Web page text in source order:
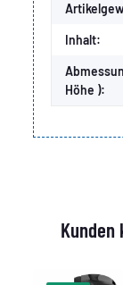
Inhalt:
Höhe ):